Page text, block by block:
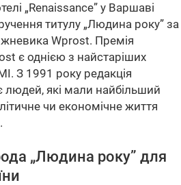
„Renaissance” у Варшаві
титулу „Людина року” за
Wprost. Премія
є однією з найстаріших
З 1991 року редакція
які мали найбільший
чи економічне життя
„Людина року” для